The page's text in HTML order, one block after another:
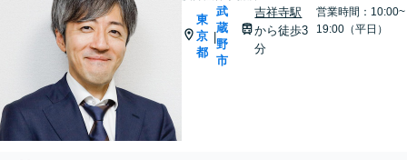
東
京
都
|
武
蔵
野
市
吉祥寺駅
から徒歩3
分
営業時間：10:00~
19:00（平日）